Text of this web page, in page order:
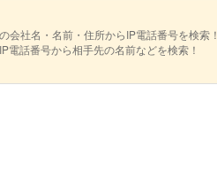
会社名・名前・住所からIP電話番号を検索！
電話番号から相手先の名前などを検索！